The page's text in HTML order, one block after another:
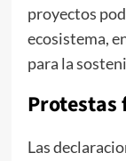
proyectos
ecosistema,
para la
Protestas
Las